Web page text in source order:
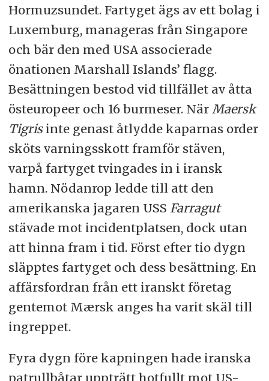
Hormuzsundet. Fartyget ägs av ett bolag i
Luxemburg, manageras från Singapore
och bär den med USA associerade
önationen Marshall Islands’ flagg.
Besättningen bestod vid tillfället av åtta
östeuropeer och 16 burmeser. När Maersk
Tigrisinte genast åtlydde kaparnas order
sköts varningsskott framför stäven,
varpå fartyget tvingades in i iransk
hamn. Nödanrop ledde till att den
amerikanska jagaren USS Farragut
stävade mot incidentplatsen, dock utan
att hinna fram i tid. Först efter tio dygn
släpptes fartyget och dess besättning. En
affärsfordran från ett iranskt företag
gentemot Mærsk anges ha varit skäl till
ingreppet.
Fyra dygn före kapningen hade iranska
patrullbåtar uppträtt hotfullt mot US-